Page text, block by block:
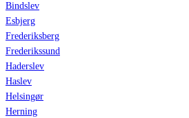
Bindslev
Esbjerg
Frederiksberg
Frederikssund
Haderslev
Haslev
Helsingør
Herning